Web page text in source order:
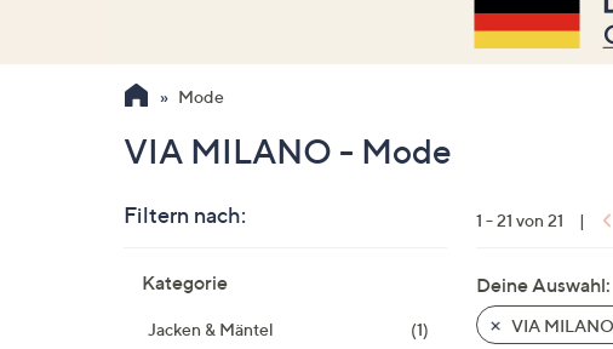
sind,
und
unten
oder
wischen
Mode
VIA MILANO - Mode
Filtern nach:
Produktliste
Kategorie
Jacken & Mäntel
(1)
1 - 21 von 21 |
Deine Auswahl:
VIA MILANO